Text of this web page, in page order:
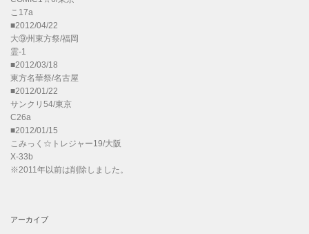
こ17a
■2012/04/22
大⑨州東方祭/福岡
霊-1
■2012/03/18
東方名華祭/名古屋
■2012/01/22
サンクリ54/東京
C26a
■2012/01/15
こみっく☆トレジャー19/大阪
X-33b
※2011年以前は削除しました。
アーカイブ